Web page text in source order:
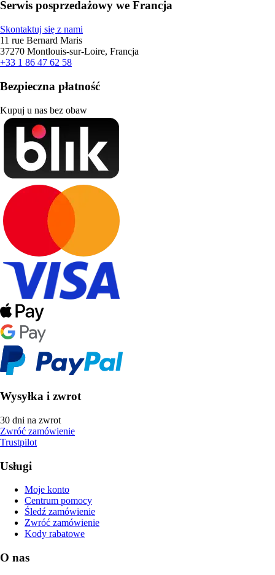
Serwis posprzedażowy we Francja
Skontaktuj się z nami
11 rue Bernard Maris
37270 Montlouis-sur-Loire, Francja
+33 1 86 47 62 58
Bezpieczna płatność
Kupuj u nas bez obaw
Wysyłka i zwrot
30 dni na zwrot
Zwróć zamówienie
Trustpilot
Usługi
Moje konto
Centrum pomocy
Śledź zamówienie
Zwróć zamówienie
Kody rabatowe
O nas